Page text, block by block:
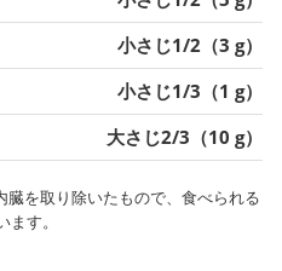
小さじ1/2（3 g）
小さじ1/3（1 g）
大さじ2/3（10 g）
を取り除いたもので、食べられる
す。